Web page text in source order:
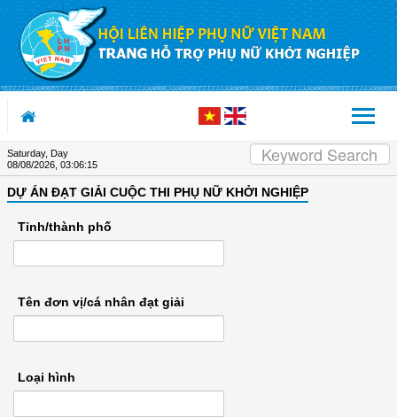
Skip to Content
Saturday, Day
08/08/2026 03:06:16
DỰ ÁN ĐẠT GIẢI CUỘC THI PHỤ NỮ KHỞI NGHIỆP
Tỉnh/thành phố
Tên đơn vị/cá nhân đạt giải
Loại hình